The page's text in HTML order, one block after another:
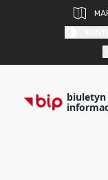
biuletyn